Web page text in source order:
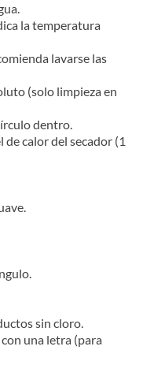
la temperatura
lavarse las
(solo limpieza en
dentro.
calor del secador (1
sin cloro.
una letra (para